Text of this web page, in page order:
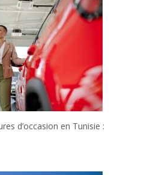
d’occasion en Tunisie :